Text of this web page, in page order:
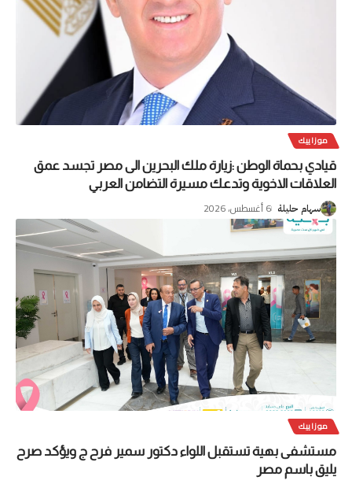
موزاييك
قيادي بحماة الوطن :زيارة ملك البحرين الى مصر تجسد عمق
العلاقات الاخوية وتدعك مسيرة التضامن العربي
سهام حليلة 6 أغسطس، 2026
موزاييك
مستشفى بهية تستقبل اللواء دكتور سمير فرح ج ويؤكد صرح
يليق باسم مصر